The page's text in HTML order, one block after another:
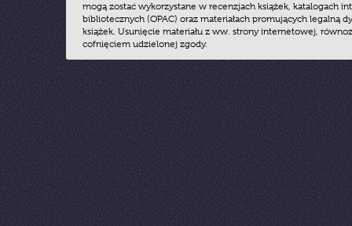
mogą zostać wykorzystane w recenzjach książek, katalogach
bibliotecznych (OPAC) oraz materiałach promujących legalną
książek. Usunięcie materiału z ww. strony internetowej,
cofnięciem udzielonej zgody.